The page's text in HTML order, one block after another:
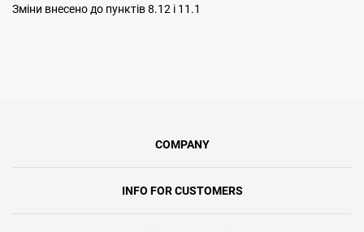
Змiни внесено до пунктiв 8.12 i 11.1
COMPANY
INFO FOR CUSTOMERS